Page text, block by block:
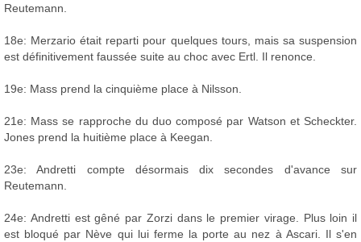
Reutemann.
18e: Merzario était reparti pour quelques tours, mais sa suspension
est définitivement faussée suite au choc avec Ertl. Il renonce.
19e: Mass prend la cinquième place à Nilsson.
21e: Mass se rapproche du duo composé par Watson et Scheckter.
Jones prend la huitième place à Keegan.
23e: Andretti compte désormais dix secondes d'avance sur
Reutemann.
24e: Andretti est gêné par Zorzi dans le premier virage. Plus loin il
est bloqué par Nève qui lui ferme la porte au nez à Ascari. Il s'en